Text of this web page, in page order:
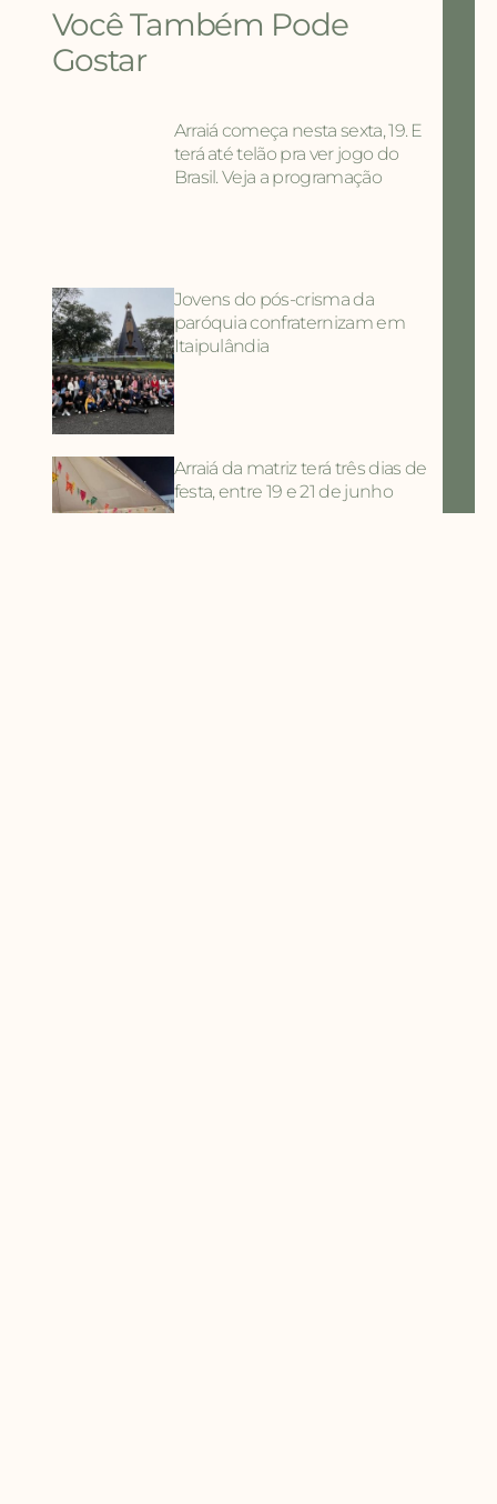
Você Também Pode
Gostar
Arraiá começa nesta sexta, 19. E
terá até telão pra ver jogo do
Brasil. Veja a programação
Jovens do pós-crisma da
paróquia confraternizam em
Itaipulândia
Arraiá da matriz terá três dias de
festa, entre 19 e 21 de junho